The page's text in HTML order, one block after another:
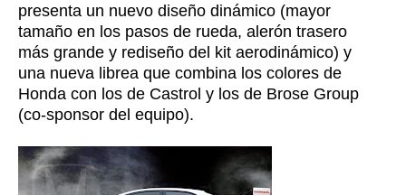
presenta un nuevo diseño dinámico (mayor
tamaño en los pasos de rueda, alerón trasero
más grande y rediseño del kit aerodinámico) y
una nueva librea que combina los colores de
Honda con los de Castrol y los de Brose Group
(co-sponsor del equipo).